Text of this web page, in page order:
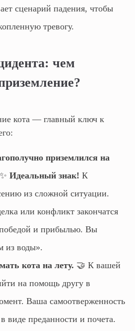
сценарий падения, чтобы
тревогу.
чем
кота — главный ключ к
приземлился на
✨ Идеальный знак! К
из сложной ситуации.
или конфликт закончатся
и прибылью. Вы
из воды».
кота на лету. 🤝 К вашей
на помощь другу в
Ваша самоотверженность
виде преданности и почета.